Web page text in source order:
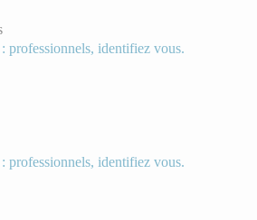
professionnels, identifiez vous.
professionnels, identifiez vous.